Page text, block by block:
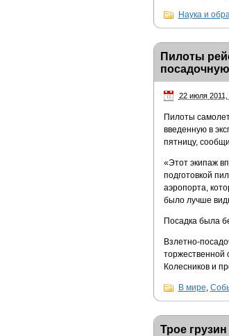
Наука и
Пилоты
22 июля 2011,
Пилоты
введенную в
пятницу,
«Этот экипаж
подготовкой
аэропорта,
было лучше
Посадка была
Взлетно-
торжественной
Колесников и
В мире,
Трое